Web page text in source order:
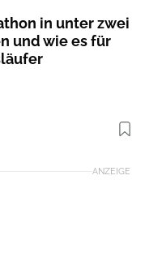
in unter zwei
und wie es für
Marathon / Michael Gruber
ANZEIGE